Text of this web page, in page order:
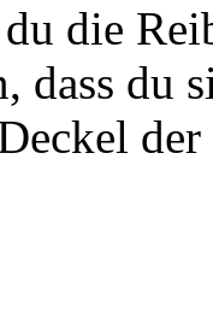
die
dass du
der